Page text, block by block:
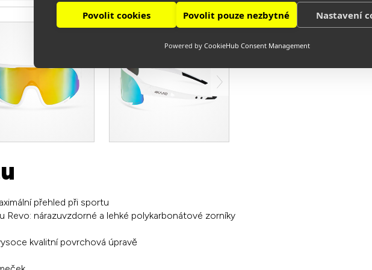
Povolit cookies Povolit pouze nezbytné Nastavení
Powered by CookieHub Consent Management
přehled při sportu
Revo: nárazuvzdorné a lehké polykarbonátové zorníky
kvalitní povrchová úpravě